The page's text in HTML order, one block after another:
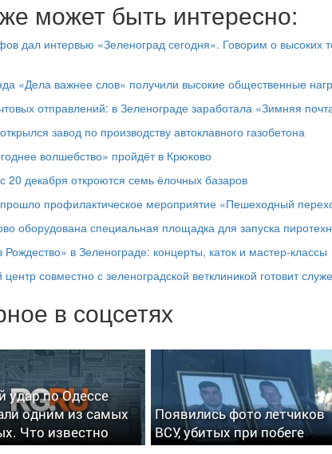
может быть интересно:
дал интервью «Зеленоград сегодня». Говорим о высоких
«Дела важнее слов» получили высокие общественные
отправлений: в Зеленограде заработала «Зимняя
завод по производству автоклавного газобетона
волшебство» пройдёт в Крюково
20 декабря откроются семь ёлочных базаров
профилактическое мероприятие «Пешеходный
оборудована специальная площадка для запуска
в Зеленограде: концерты, каток и мастер‑классы
центр совместно с зеленоградской ветклиникой готовит
в соцсетях
удар по Одессе
одним из самых
Что известно
Появились фото летчиков
ВСУ, убитых при побеге